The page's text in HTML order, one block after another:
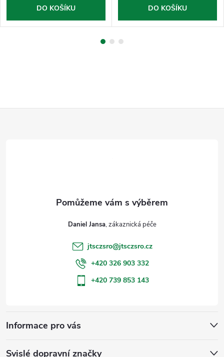
DO KOŠÍKU DO KOŠÍKU
Informace pro vás
Svislé dopravní značky
Daniel Jansa
jtsczsro@jtsczsro.cz
+420 326 903 332
+420 739 853 143